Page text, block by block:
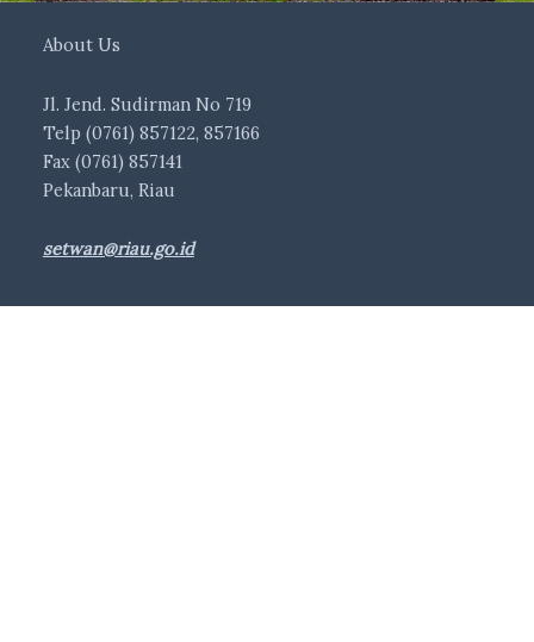
About Us
Jl. Jend. Sudirman No 719
Telp (0761) 857122, 857166
Fax (0761) 857141
Pekanbaru, Riau
setwan@riau.go.id